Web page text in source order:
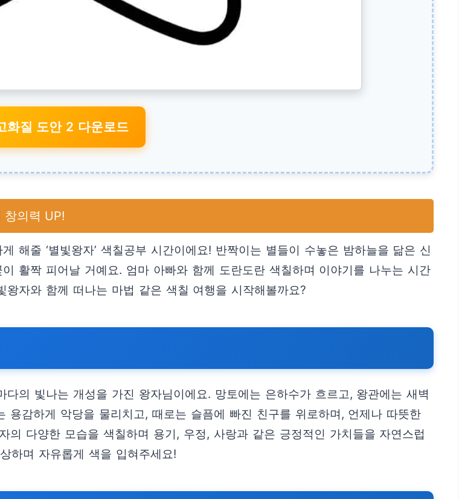
화질 도안 2 다운로드
의력 UP!
해줄 ‘별빛왕자’ 색칠공부 시간이에요! 반짝이는 별들이 수놓은 밤하늘을 닮은 신
활짝 피어날 거예요. 엄마 아빠와 함께 도란도란 색칠하며 이야기를 나누는 시간
자와 함께 떠나는 마법 같은 색칠 여행을 시작해볼까요?
의 빛나는 개성을 가진 왕자님이에요. 망토에는 은하수가 흐르고, 왕관에는 새벽
용감하게 악당을 물리치고, 때로는 슬픔에 빠진 친구를 위로하며, 언제나 따뜻한
의 다양한 모습을 색칠하며 용기, 우정, 사랑과 같은 긍정적인 가치들을 자연스럽
하며 자유롭게 색을 입혀주세요!